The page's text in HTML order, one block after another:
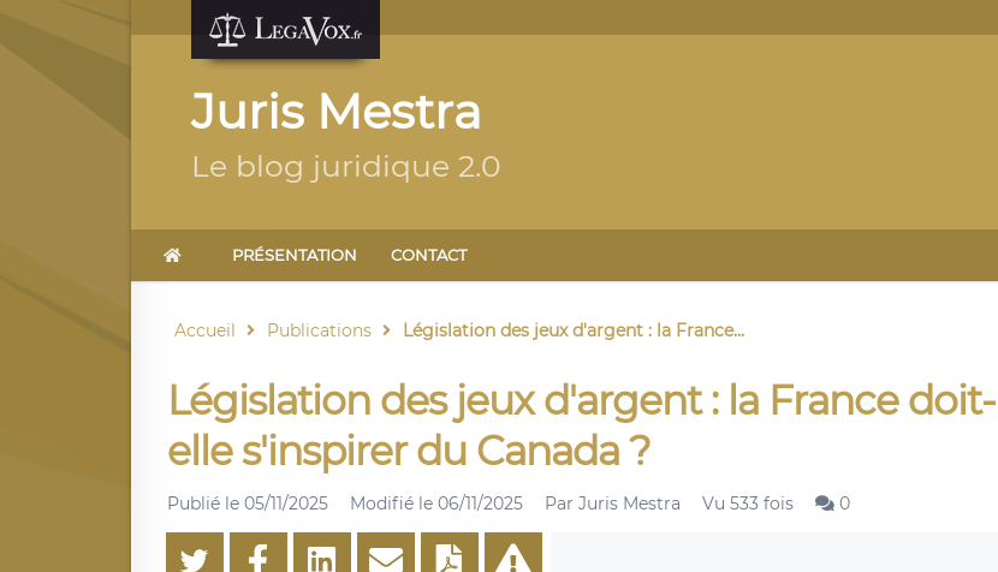
Juris Mestra
Le blog juridique 2.0
PRÉSENTATION CONTACT
Accueil Publications Législation des jeux d'argent : la France...
Législation des jeux d'argent : la France doit-
elle s'inspirer du Canada ?
Publié le 05/11/2025 Modifié le 06/11/2025 Par Juris Mestra Vu 533 fois 0